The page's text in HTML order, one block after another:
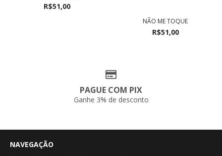
R$51,00
NÃO ME TOQUE
R$51,00
PAGUE COM PIX
Ganhe 3% de desconto
NAVEGAÇÃO